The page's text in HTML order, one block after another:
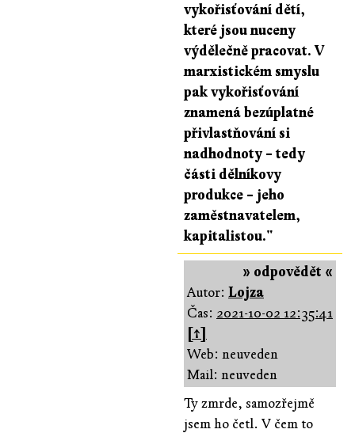
vykořisťování dětí,
které jsou nuceny
výdělečně pracovat. V
marxistickém smyslu
pak vykořisťování
znamená bezúplatné
přivlastňování si
nadhodnoty – tedy
části dělníkovy
produkce – jeho
zaměstnavatelem,
kapitalistou."
» odpovědět «
Autor: Lojza
Čas: 2021-10-02 12:35:41
[↑]
Web: neuveden
Mail: neuveden
Ty zmrde, samozřejmě
jsem ho četl. V čem to